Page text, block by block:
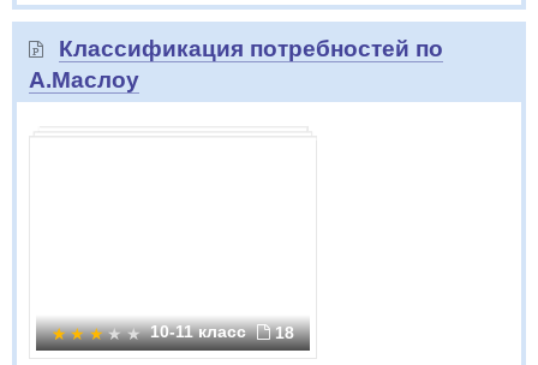
Классификация потребностей по
А.Маслоу
10-11 класс 18